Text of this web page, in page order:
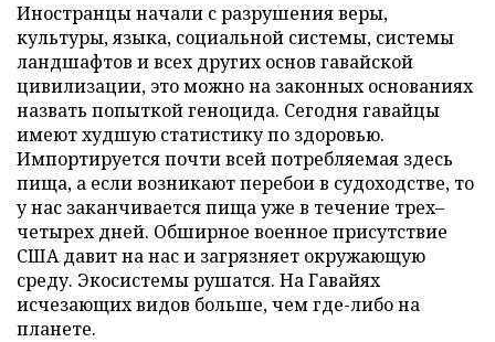
Иностранцы начали с разрушения веры,
культуры, языка, социальной системы, системы
ландшафтов и всех других основ гавайской
цивилизации, это можно на законных основаниях
назвать попыткой геноцида. Сегодня гавайцы
имеют худшую статистику по здоровью.
Импортируется почти всей потребляемая здесь
пища, а если возникают перебои в судоходстве, то
у нас заканчивается пища уже в течение трех–
четырех дней. Обширное военное присутствие
США давит на нас и загрязняет окружающую
среду. Экосистемы рушатся. На Гавайях
исчезающих видов больше, чем где-либо на
планете.